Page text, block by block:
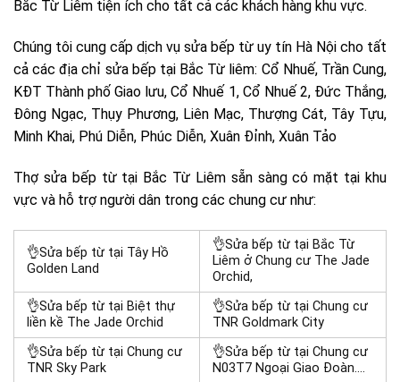
Bắc Từ Liêm tiện ích cho tất cả các khách hàng khu vực.
Chúng tôi cung cấp dịch vụ sửa bếp từ uy tín Hà Nội cho tất
cả các địa chỉ sửa bếp tại Bắc Từ liêm: Cổ Nhuế, Trần Cung,
KĐT Thành phố Giao lưu, Cổ Nhuế 1, Cổ Nhuế 2, Đức Thắng,
Đông Ngạc, Thụy Phương, Liên Mạc, Thượng Cát, Tây Tựu,
Minh Khai, Phú Diễn, Phúc Diễn, Xuân Đỉnh, Xuân Tảo
Thợ sửa bếp từ tại Bắc Từ Liêm sẵn sàng có mặt tại khu
vực và hỗ trợ người dân trong các chung cư như:
👌Sửa bếp từ tại Tây Hồ
Golden Land
👌Sửa bếp từ tại Bắc Từ
Liêm ở Chung cư The Jade
Orchid,
👌Sửa bếp từ tại Biệt thự
liền kề The Jade Orchid
👌Sửa bếp từ tại Chung cư
TNR Goldmark City
👌Sửa bếp từ tại Chung cư
TNR Sky Park
👌Sửa bếp từ tại Chung cư
N03T7 Ngoại Giao Đoàn….